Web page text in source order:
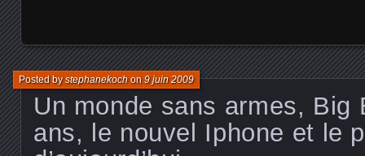
Un monde sans armes, Big
ans, le nouvel Iphone et le
Posted bystephanekochon9 juin 2009